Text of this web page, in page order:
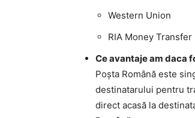
Western Union
RIA Money Transfer
Ce avantaje am daca
Poşta Română este
destinatarului pentru
direct acasă la